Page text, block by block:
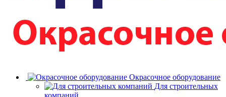
Окрасочное оборудование
Для строительных
компаний